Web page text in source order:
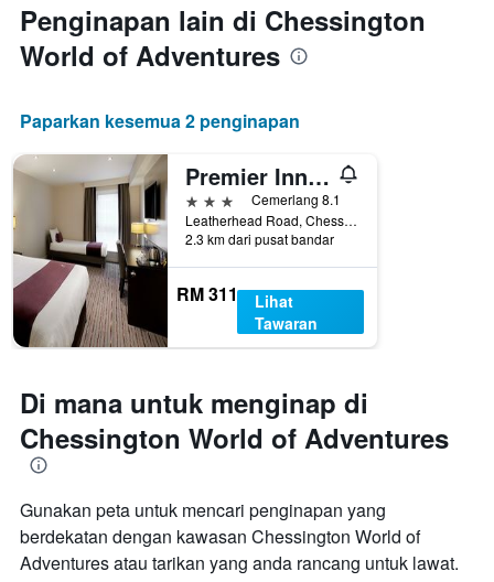
Penginapan lain di Chessington
World of Adventures
Paparkan kesemua 2 penginapan
Premier Inn Chessington
3 bintangCemerlang 8.1
Leatherhead Road, Chessington, United Kingdom
2.3 km dari pusat bandar
RM 311
Lihat
Tawaran
Di mana untuk menginap di
Chessington World of Adventures
Gunakan peta untuk mencari penginapan yang
berdekatan dengan kawasan Chessington World of
Adventures atau tarikan yang anda rancang untuk lawat.